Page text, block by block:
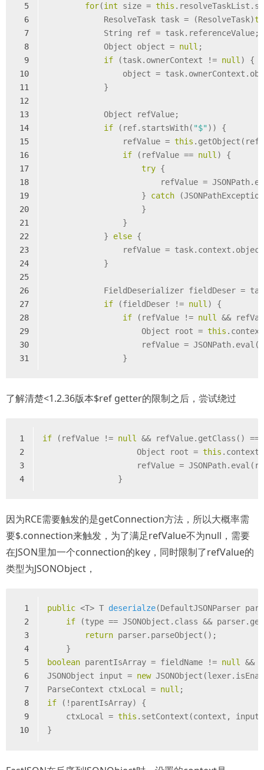
5
6
7
8
9
10
11
12
13
14
15
16
17
18
19
20
21
22
23
24
25
26
27
28
29
30
31
for(int size = this
            ResolveTask task = (ResolveTask)
            String ref = task.referenceValue;
            Object object =
null ;
if (task.ownerContext != null ) {
object =
            }
            Object refValue;
if (ref.startsWith( "$" )) {
                refValue =
this
if (refValue == null ) {
try {
refValue =
                    }
catch
                    }
                }
            }
else {
refValue =
            }
FieldDeserializer fieldDeser =
if (fieldDeser != null ) {
if (refValue != null
&&
                    Object root =
this
refValue =
                }
了解清楚<1.2.36版本$ref getter的限制之后，尝试绕过
1
2
3
4
if (refValue != null
&& refValue.getClass()
                    Object root =
this
refValue =
                }
因为RCE需要触发的是getConnection方法，所以大概率需
要$.connection来触发，为了满足refValue不为null，需要
在JSON里加一个connection的key，同时限制了refValue的
类型为JSONObject，
1
2
3
4
5
6
7
8
9
10
public <T> T deserialze(DefaultJSONParser
if (type == JSONObject.class &&
return parser.parseObject();
    }
boolean parentIsArray = fieldName != null &&
JSONObject input = new
ParseContext ctxLocal = null ;
if (!parentIsArray) {
    ctxLocal =
this .setContext(context,
}